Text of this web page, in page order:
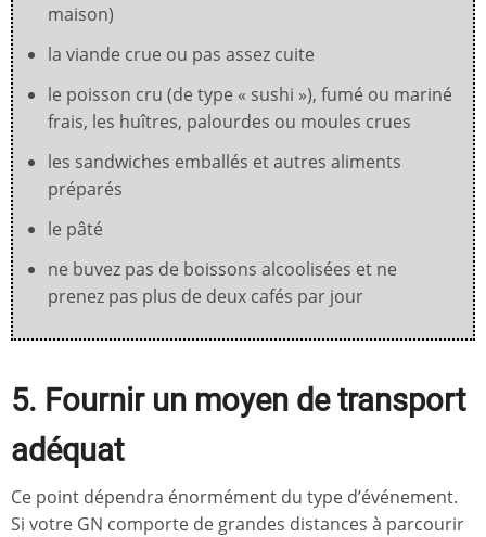
maison)
la viande crue ou pas assez cuite
le poisson cru (de type « sushi »), fumé ou mariné
frais, les huîtres, palourdes ou moules crues
les sandwiches emballés et autres aliments
préparés
le pâté
ne buvez pas de boissons alcoolisées et ne
prenez pas plus de deux cafés par jour
5. Fournir un moyen de transport
adéquat
Ce point dépendra énormément du type d’événement.
Si votre GN comporte de grandes distances à parcourir